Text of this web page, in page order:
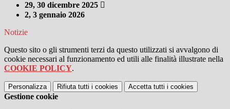
29, 30 dicembre 2025 
2, 3 gennaio 2026
Notizie
Questo sito o gli strumenti terzi da questo utilizzati si avvalgono di
cookie necessari al funzionamento ed utili alle finalità illustrate nella
COOKIE POLICY.
Personalizza Rifiuta tutti i cookies Accetta tutti i cookies
Gestione cookie